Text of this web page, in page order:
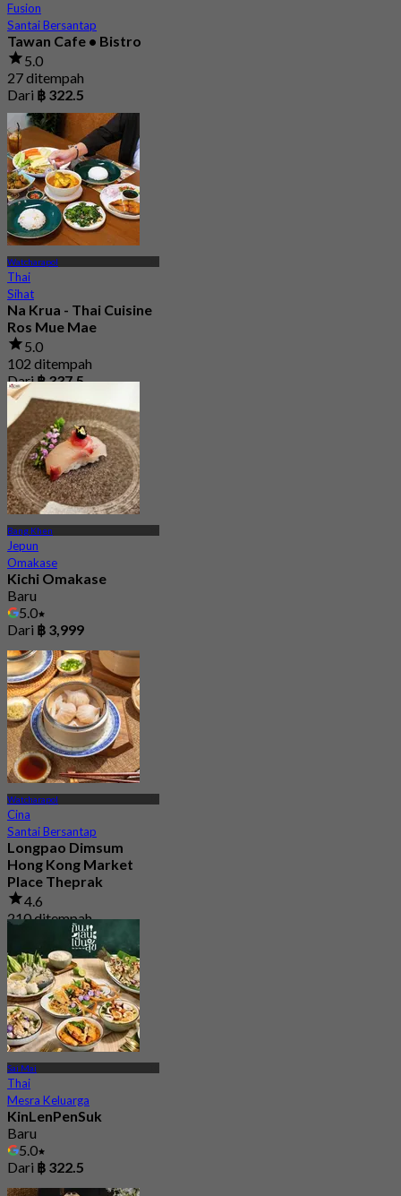
Fusion
Santai Bersantap
Tawan Cafe • Bistro
5.0
27 ditempah
Dari ฿ 322.5
Watcharapol
Thai
Sihat
Na Krua - Thai Cuisine
Ros Mue Mae
5.0
102 ditempah
Dari฿ 337.5
Bang Khen
Jepun
Omakase
Kichi Omakase
Baru
5.0
Dari ฿ 3,999
Watcharapol
Cina
Santai Bersantap
Longpao Dimsum
Hong Kong Market
Place Theprak
4.6
210 ditempah
฿ 230
Sai Mai
Thai
Mesra Keluarga
KinLenPenSuk
Baru
5.0
Dari ฿ 322.5